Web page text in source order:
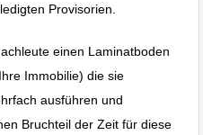
Provisorien.
einen Laminatboden
Immobilie) die sie
ausführen und
Bruchteil der Zeit für diese